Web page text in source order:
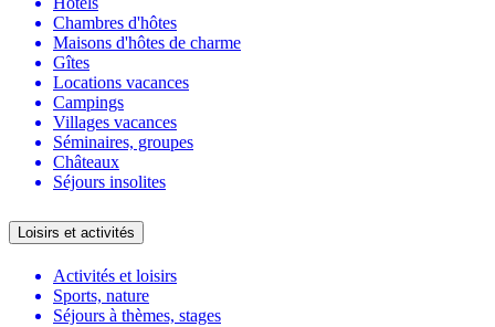
Chambres d'hôtes
Maisons d'hôtes de charme
Gîtes
Locations vacances
Campings
Villages vacances
Séminaires, groupes
Châteaux
Séjours insolites
Loisirs et activités
Activités et loisirs
Sports, nature
Séjours à thèmes, stages